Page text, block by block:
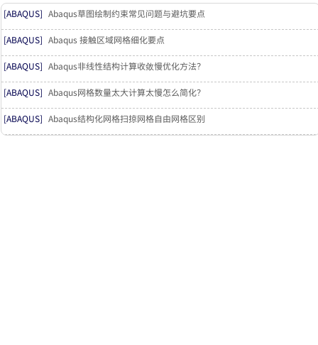
[ABAQUS] Abaqus草图绘制约束常见问题与避坑要点
[ABAQUS] Abaqus 接触区域网格细化要点
[ABAQUS] Abaqus非线性结构计算收敛慢优化方法？
[ABAQUS] Abaqus网格数量太大计算太慢怎么简化？
[ABAQUS] Abaqus结构化网格扫掠网格自由网格区别